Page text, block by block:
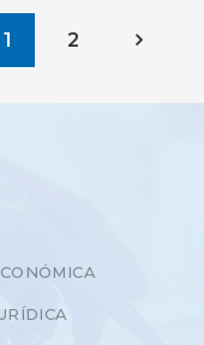
1 2